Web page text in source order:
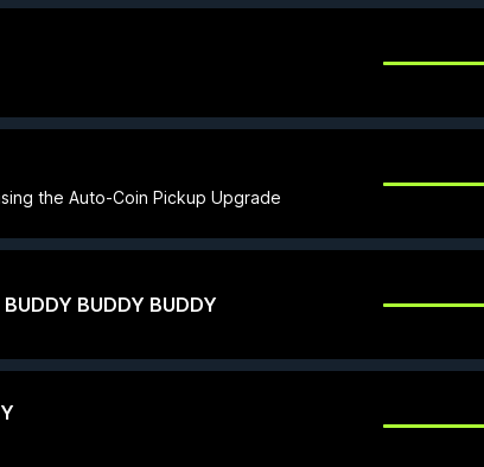
the Auto-Coin Pickup Upgrade
BUDDY BUDDY